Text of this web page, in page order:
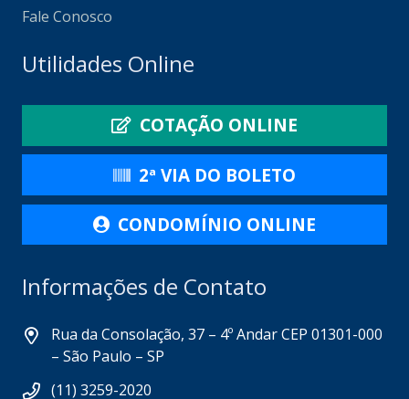
Fale Conosco
Utilidades Online
COTAÇÃO ONLINE
2ª VIA DO BOLETO
CONDOMÍNIO ONLINE
Informações de Contato
Rua da Consolação, 37 – 4º Andar CEP 01301-000
– São Paulo – SP
(11) 3259-2020